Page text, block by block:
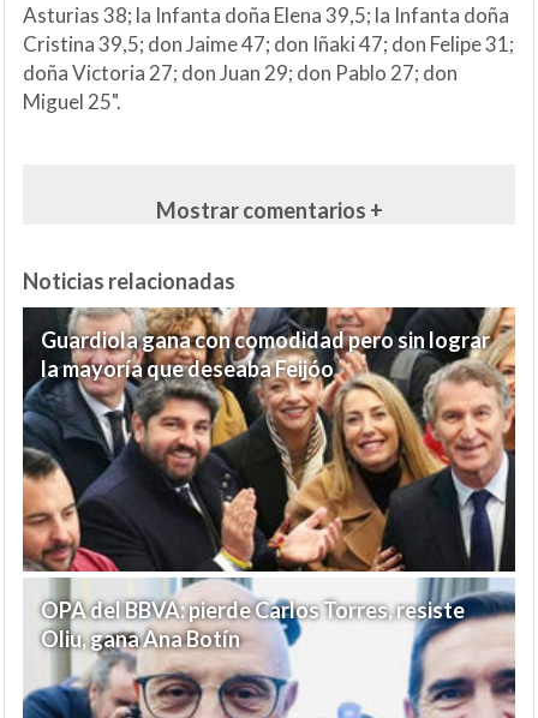
Asturias 38; la Infanta doña Elena 39,5; la Infanta doña
Cristina 39,5; don Jaime 47; don Iñaki 47; don Felipe 31;
doña Victoria 27; don Juan 29; don Pablo 27; don
Miguel 25".
Mostrar comentarios +
Noticias relacionadas
Guardiola gana con comodidad pero sin lograr
la mayoría que deseaba Feijóo
OPA del BBVA: pierde Carlos Torres, resiste
Oliu, gana Ana Botín